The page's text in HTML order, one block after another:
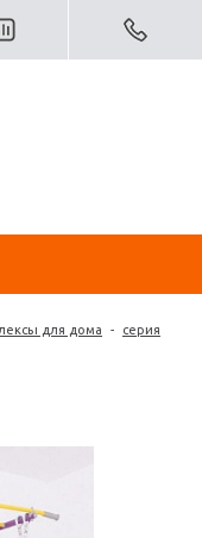
для дома - серия